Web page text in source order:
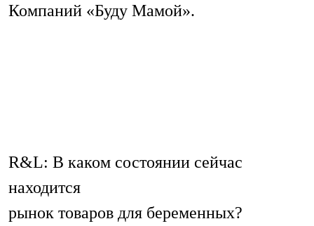
Компаний «Буду Мамой».
R&L: В каком состоянии сейчас
находится
рынок товаров для беременных?